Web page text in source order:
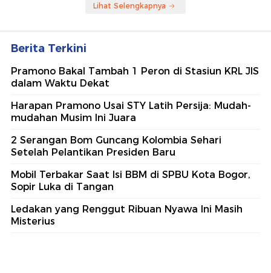
Lihat Selengkapnya
Berita Terkini
Pramono Bakal Tambah 1 Peron di Stasiun KRL JIS
dalam Waktu Dekat
Harapan Pramono Usai STY Latih Persija: Mudah-
mudahan Musim Ini Juara
2 Serangan Bom Guncang Kolombia Sehari
Setelah Pelantikan Presiden Baru
Mobil Terbakar Saat Isi BBM di SPBU Kota Bogor,
Sopir Luka di Tangan
Ledakan yang Renggut Ribuan Nyawa Ini Masih
Misterius